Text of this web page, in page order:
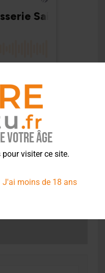
votre âge
visiter ce site.
J'ai moins de 18 ans